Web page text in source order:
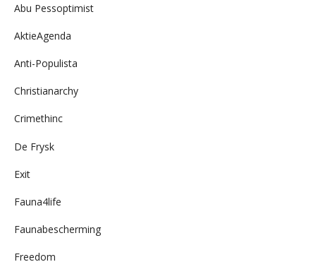
Abu Pessoptimist
AktieAgenda
Anti-Populista
Christianarchy
Crimethinc
De Frysk
Exit
Fauna4life
Faunabescherming
Freedom